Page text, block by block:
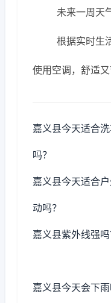
未来一周天
根据实时生
使用空调，舒适又
嘉义县今天适合
吗？
嘉义县今天适合
动吗？
嘉义县紫外线强吗
嘉义县今天会下雨